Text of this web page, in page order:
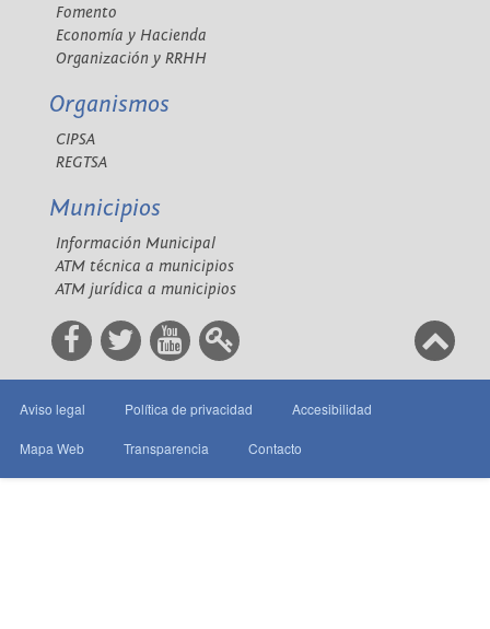
Fomento
Economía y Hacienda
Organización y RRHH
Organismos
CIPSA
REGTSA
Municipios
Información Municipal
ATM técnica a municipios
ATM jurídica a municipios
Aviso legal Política de privacidad Accesibilidad
Mapa Web Transparencia Contacto